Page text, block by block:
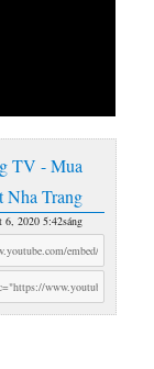
TV - Mua
Trang
2020 5:42sáng